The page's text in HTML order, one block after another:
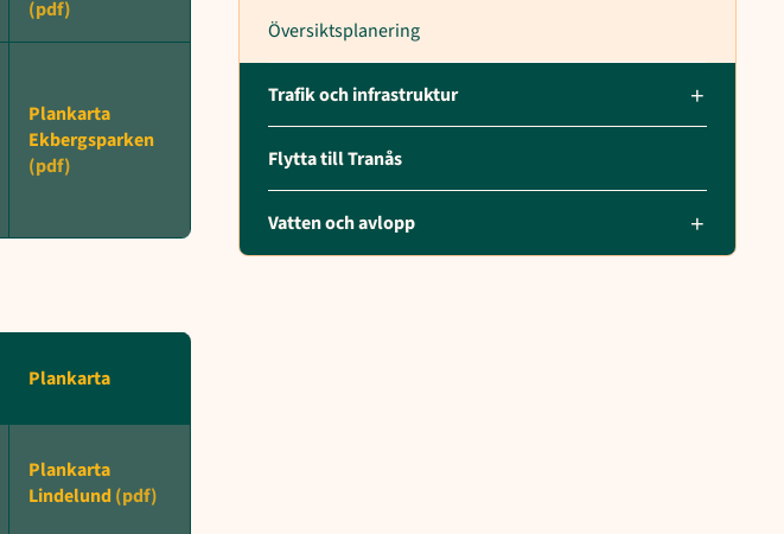
Plankarta
Ekbergsparken
Plankarta
Plankarta
Lindelund
Översiktsplanering
Trafik och infrastruktur
Flytta till Tranås
Vatten och avlopp